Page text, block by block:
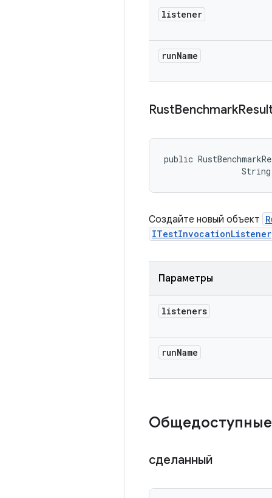
listener
runName
RustBenchmark
public
Создайте новый объект
ITestInvocationListener
Параметры
listeners
runName
сделанный